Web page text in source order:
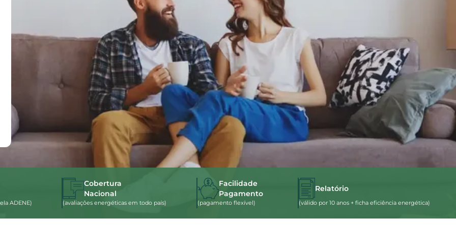
ADENE)
Cobertura
Nacional
(avaliações energéticas em todo país)
Facilidade
Pagamento
(pagamento flexível)
Relatório
(válido por 10 anos + ficha eficiência energética)